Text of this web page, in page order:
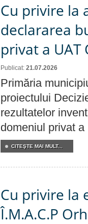
Cu privire la
declararea
privat a UAT
Publicat: 21.07.2026
Primăria
proiectului
rezultatelor
domeniul privat a
CITEŞTE MAI MULT...
Cu privire la
Î.M.A.C.P